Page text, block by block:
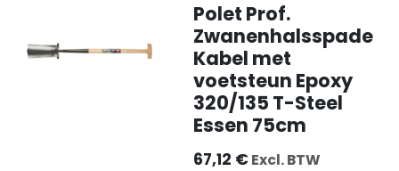
Polet Prof.
Zwanenhalsspade
Kabel met
voetsteun Epoxy
320/135 T-Steel
Essen 75cm
67,12 €Excl. BTW